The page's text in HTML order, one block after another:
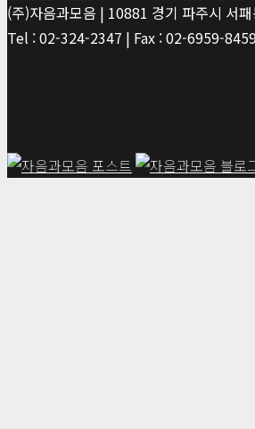
(주)자음과모음 | 10881 경기 파주시
Tel : 02-324-2347 | Fax : 02-6959-